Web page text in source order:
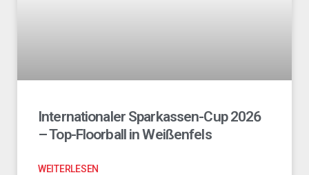
Internationaler Sparkassen-Cup 2026
– Top-Floorball in Weißenfels
WEITERLESEN